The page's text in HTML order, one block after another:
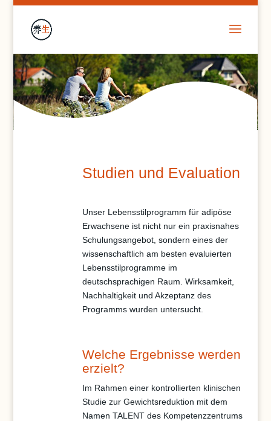
Studien und Evaluation
Unser Lebensstilprogramm für adipöse
Erwachsene ist nicht nur ein praxisnahes
Schulungsangebot, sondern eines der
wissenschaftlich am besten evaluierten
Lebensstilprogramme im
deutschsprachigen Raum. Wirksamkeit,
Nachhaltigkeit und Akzeptanz des
Programms wurden untersucht.
Welche Ergebnisse werden
erzielt?
Im Rahmen einer kontrollierten klinischen
Studie zur Gewichtsreduktion mit dem
Namen TALENT des Kompetenzzentrums